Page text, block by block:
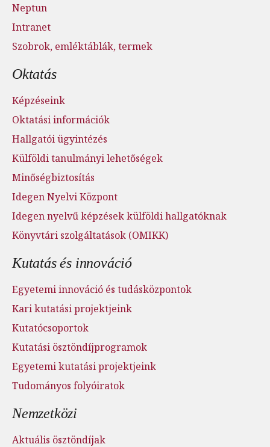
Neptun
Intranet
Szobrok, emléktáblák, termek
Oktatás
Képzéseink
Oktatási információk
Hallgatói ügyintézés
Külföldi tanulmányi lehetőségek
Minőségbiztosítás
Idegen Nyelvi Központ
Idegen nyelvű képzések külföldi hallgatóknak
Könyvtári szolgáltatások (OMIKK)
Kutatás és innováció
Egyetemi innováció és tudásközpontok
Kari kutatási projektjeink
Kutatócsoportok
Kutatási ösztöndíjprogramok
Egyetemi kutatási projektjeink
Tudományos folyóiratok
Nemzetközi
Aktuális ösztöndíjak